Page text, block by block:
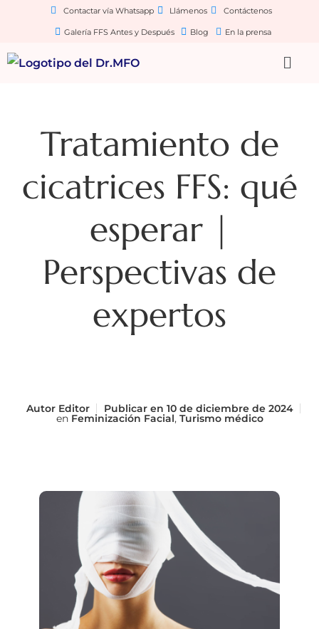
Contactar vía Whatsapp Llámenos Contáctenos
Galería FFS Antes y Después Blog En la prensa
Tratamiento de
cicatrices FFS: qué
esperar |
Perspectivas de
expertos
AutorEditor Publicar en 10 de diciembre de 2024
en Feminización Facial, Turismo médico